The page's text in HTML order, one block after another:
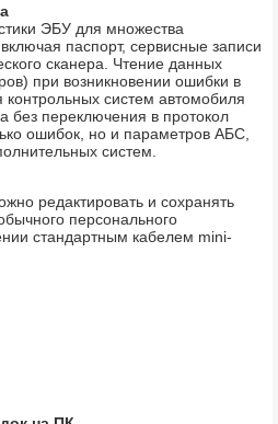
ЭБУ для множества
паспорт, сервисные записи
сканера. Чтение данных
при возникновении ошибки в
контрольных систем автомобиля
без переключения в протокол
ошибок, но и параметров АБС,
систем.
редактировать и сохранять
персонального
стандартным кабелем mini-